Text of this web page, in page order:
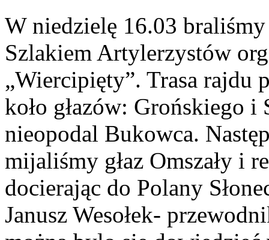
W niedzielę 16.03
Szlakiem Artylerzystów
„Wiercipięty”. Trasa rajdu
koło głazów: Grońskiego
nieopodal Bukowca.
mijaliśmy głaz Omszały i
docierając do Polany
Janusz Wesołek-